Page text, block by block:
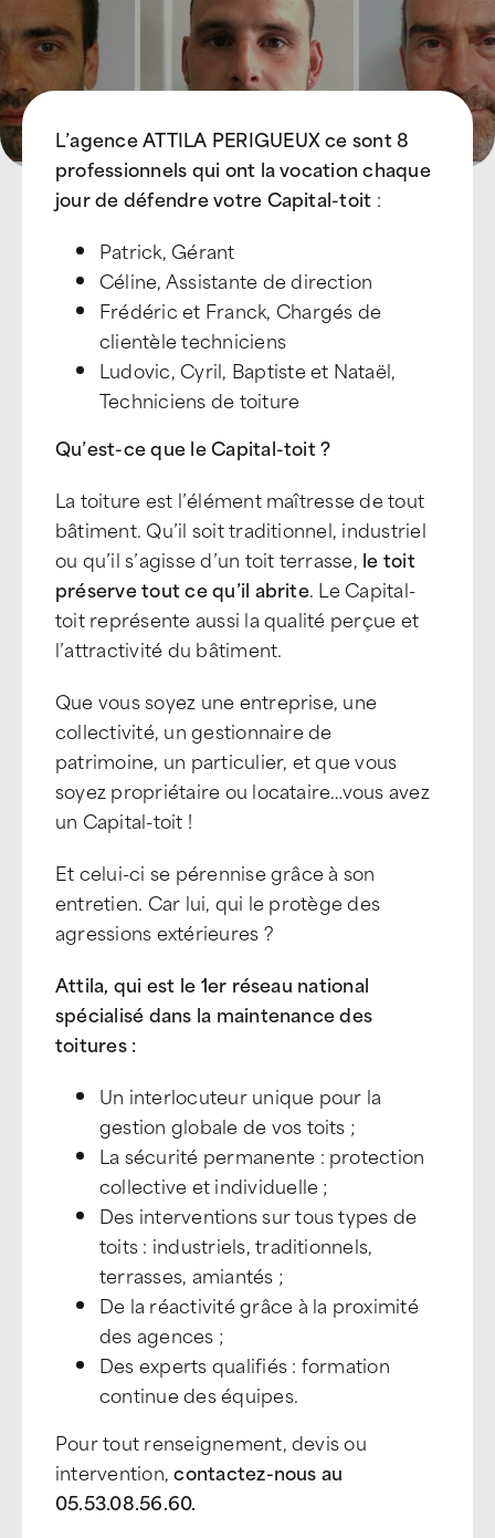
L’agence ATTILA PERIGUEUX ce sont 8
professionnels qui ont la vocation chaque
jour de défendre votre Capital-toit :
Patrick, Gérant​
Céline, Assistante de direction​
Frédéric et Franck, Chargés de
clientèle techniciens
Ludovic, Cyril, Baptiste et Nataël,
Techniciens de toiture
Qu’est-ce que le Capital-toit ?
La toiture est l’élément maîtresse de tout
bâtiment. Qu’il soit traditionnel, industriel
ou qu’il s’agisse d’un toit terrasse, le toit
préserve tout ce qu’il abrite. Le Capital-
toit représente aussi la qualité perçue et
l’attractivité du bâtiment.
Que vous soyez une entreprise, une
collectivité, un gestionnaire de
patrimoine, un particulier, et que vous
soyez propriétaire ou locataire…vous avez
un Capital-toit !
Et celui-ci se pérennise grâce à son
entretien. Car lui, qui le protège des
agressions extérieures ?
Attila, qui est le 1er réseau national
spécialisé dans la maintenance des
toitures :
Un interlocuteur unique pour la
gestion globale de vos toits ;
La sécurité permanente : protection
collective et individuelle ;
Des interventions sur tous types de
toits : industriels, traditionnels,
terrasses, amiantés ;
De la réactivité grâce à la proximité
des agences ;
Des experts qualifiés : formation
continue des équipes.
Pour tout renseignement, devis ou
intervention,contactez-nous au
05.53.08.56.60.